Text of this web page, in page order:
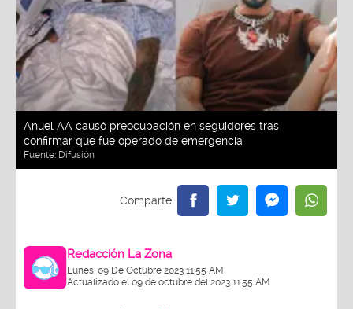
Anuel AA causó preocupación en seguidores tras
confirmar que fue operado de emergencia
Fuente: Difusión
Redacción La Zona
Lunes, 09 De Octubre 2023 11:55 AM
Actualizado el 09 de octubre del 2023 11:55 AM